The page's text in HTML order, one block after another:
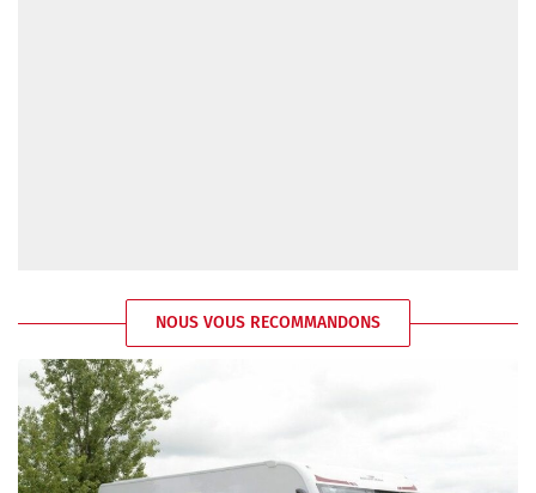
NOUS VOUS RECOMMANDONS